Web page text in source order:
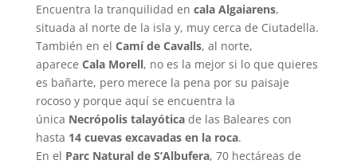
Encuentra la tranquilidad en cala Algaiarens,
situada al norte de la isla y, muy cerca de Ciutadella.
También en el Camí de Cavalls, al norte,
aparece Cala Morell, no es la mejor si lo que quieres
es bañarte, pero merece la pena por su paisaje
rocoso y porque aquí se encuentra la
única Necrópolis talayóticade las Baleares con
hasta 14 cuevas excavadas en la roca.
En el Parc Natural de S’Albufera, 70 hectáreas de